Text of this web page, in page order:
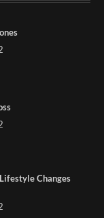
Changes